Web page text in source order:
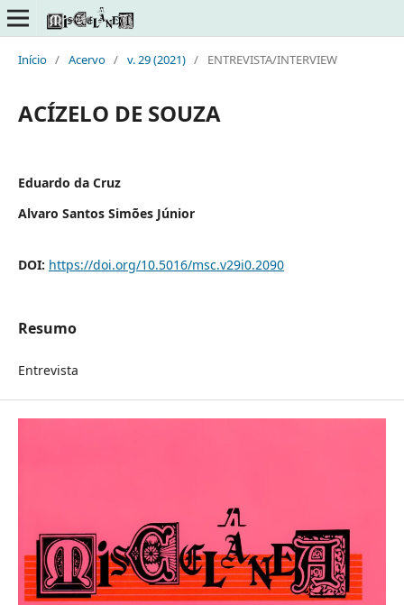
Início / Acervo / v. 29 (2021) / ENTREVISTA/INTERVIEW
ACÍZELO DE SOUZA
Eduardo da Cruz
Alvaro Santos Simões Júnior
DOI: https://doi.org/10.5016/msc.v29i0.2090
Resumo
Entrevista